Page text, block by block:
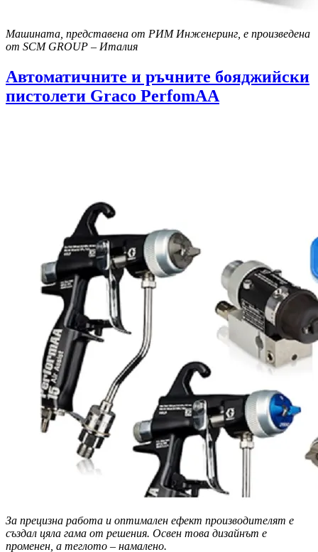
Машината, представена от РИМ Инженеринг, е произведена
от SCM GROUP – Италия
Автоматичните и ръчните бояджийски
пистолети Graco PerfomAA
За прецизна работа и оптимален ефект производителят е
създал цяла гама от решения. Освен това дизайнът е
променен, а теглото – намалено.